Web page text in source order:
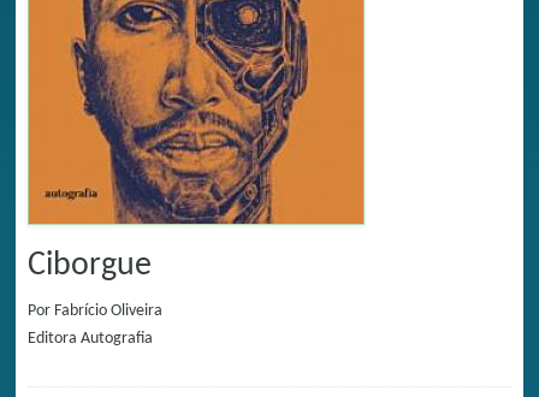
Ciborgue
Por Fabrício Oliveira
Editora Autografia